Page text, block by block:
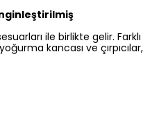
ile birlikte gelir. Farklı
kancası ve çırpıcılar,